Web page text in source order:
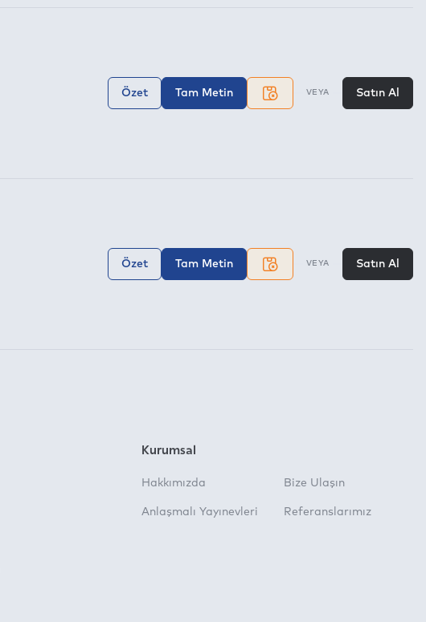
Özet Tam Metin VEYA Satın Al
Özet Tam Metin VEYA Satın Al
Kurumsal
Hakkımızda
Anlaşmalı Yayınevleri
Bize Ulaşın
Referanslarımız